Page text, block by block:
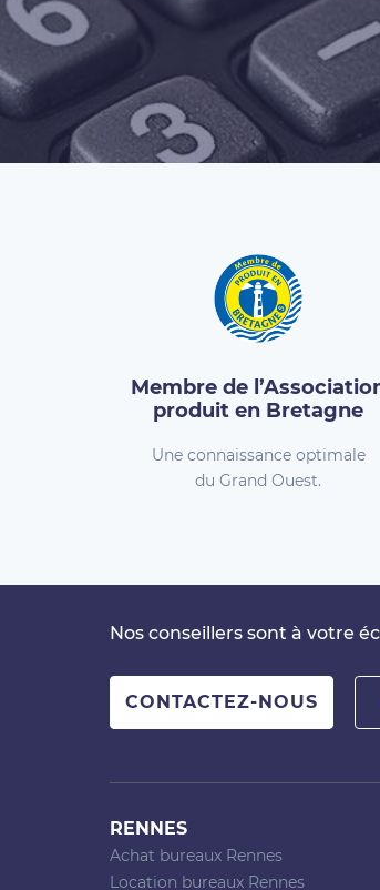
Membre de
produit en Bretagne
Une connaissance optimale
du Grand Ouest.
Nos conseillers sont à votre
CONTACTEZ-NOUS
RENNES
Achat bureaux Rennes
Location bureaux Rennes